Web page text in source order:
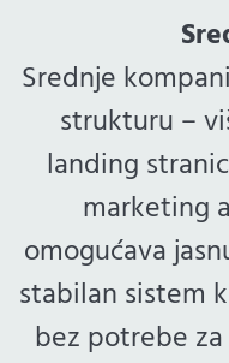
Srednje
strukturu –
landing
marketing
omogućava
stabilan sistem
bez potrebe